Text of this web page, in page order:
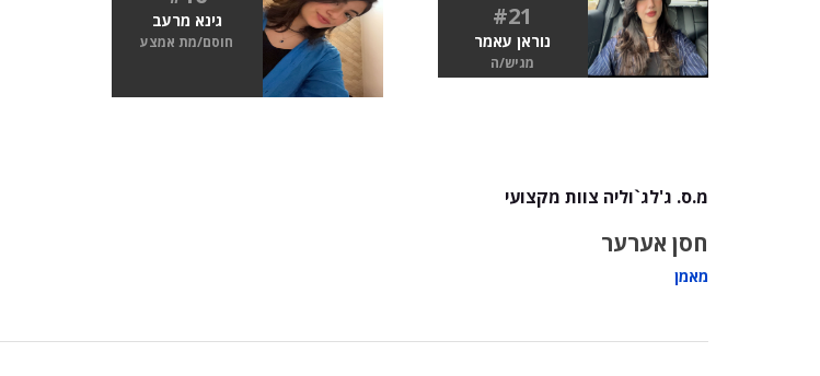
#21
נוראן עאמר
מגיש/ה
גינא מרעב
חוסם/מת אמצע
מ.ס. ג'לג`וליה צוות מקצועי
חסן אערער
מאמן